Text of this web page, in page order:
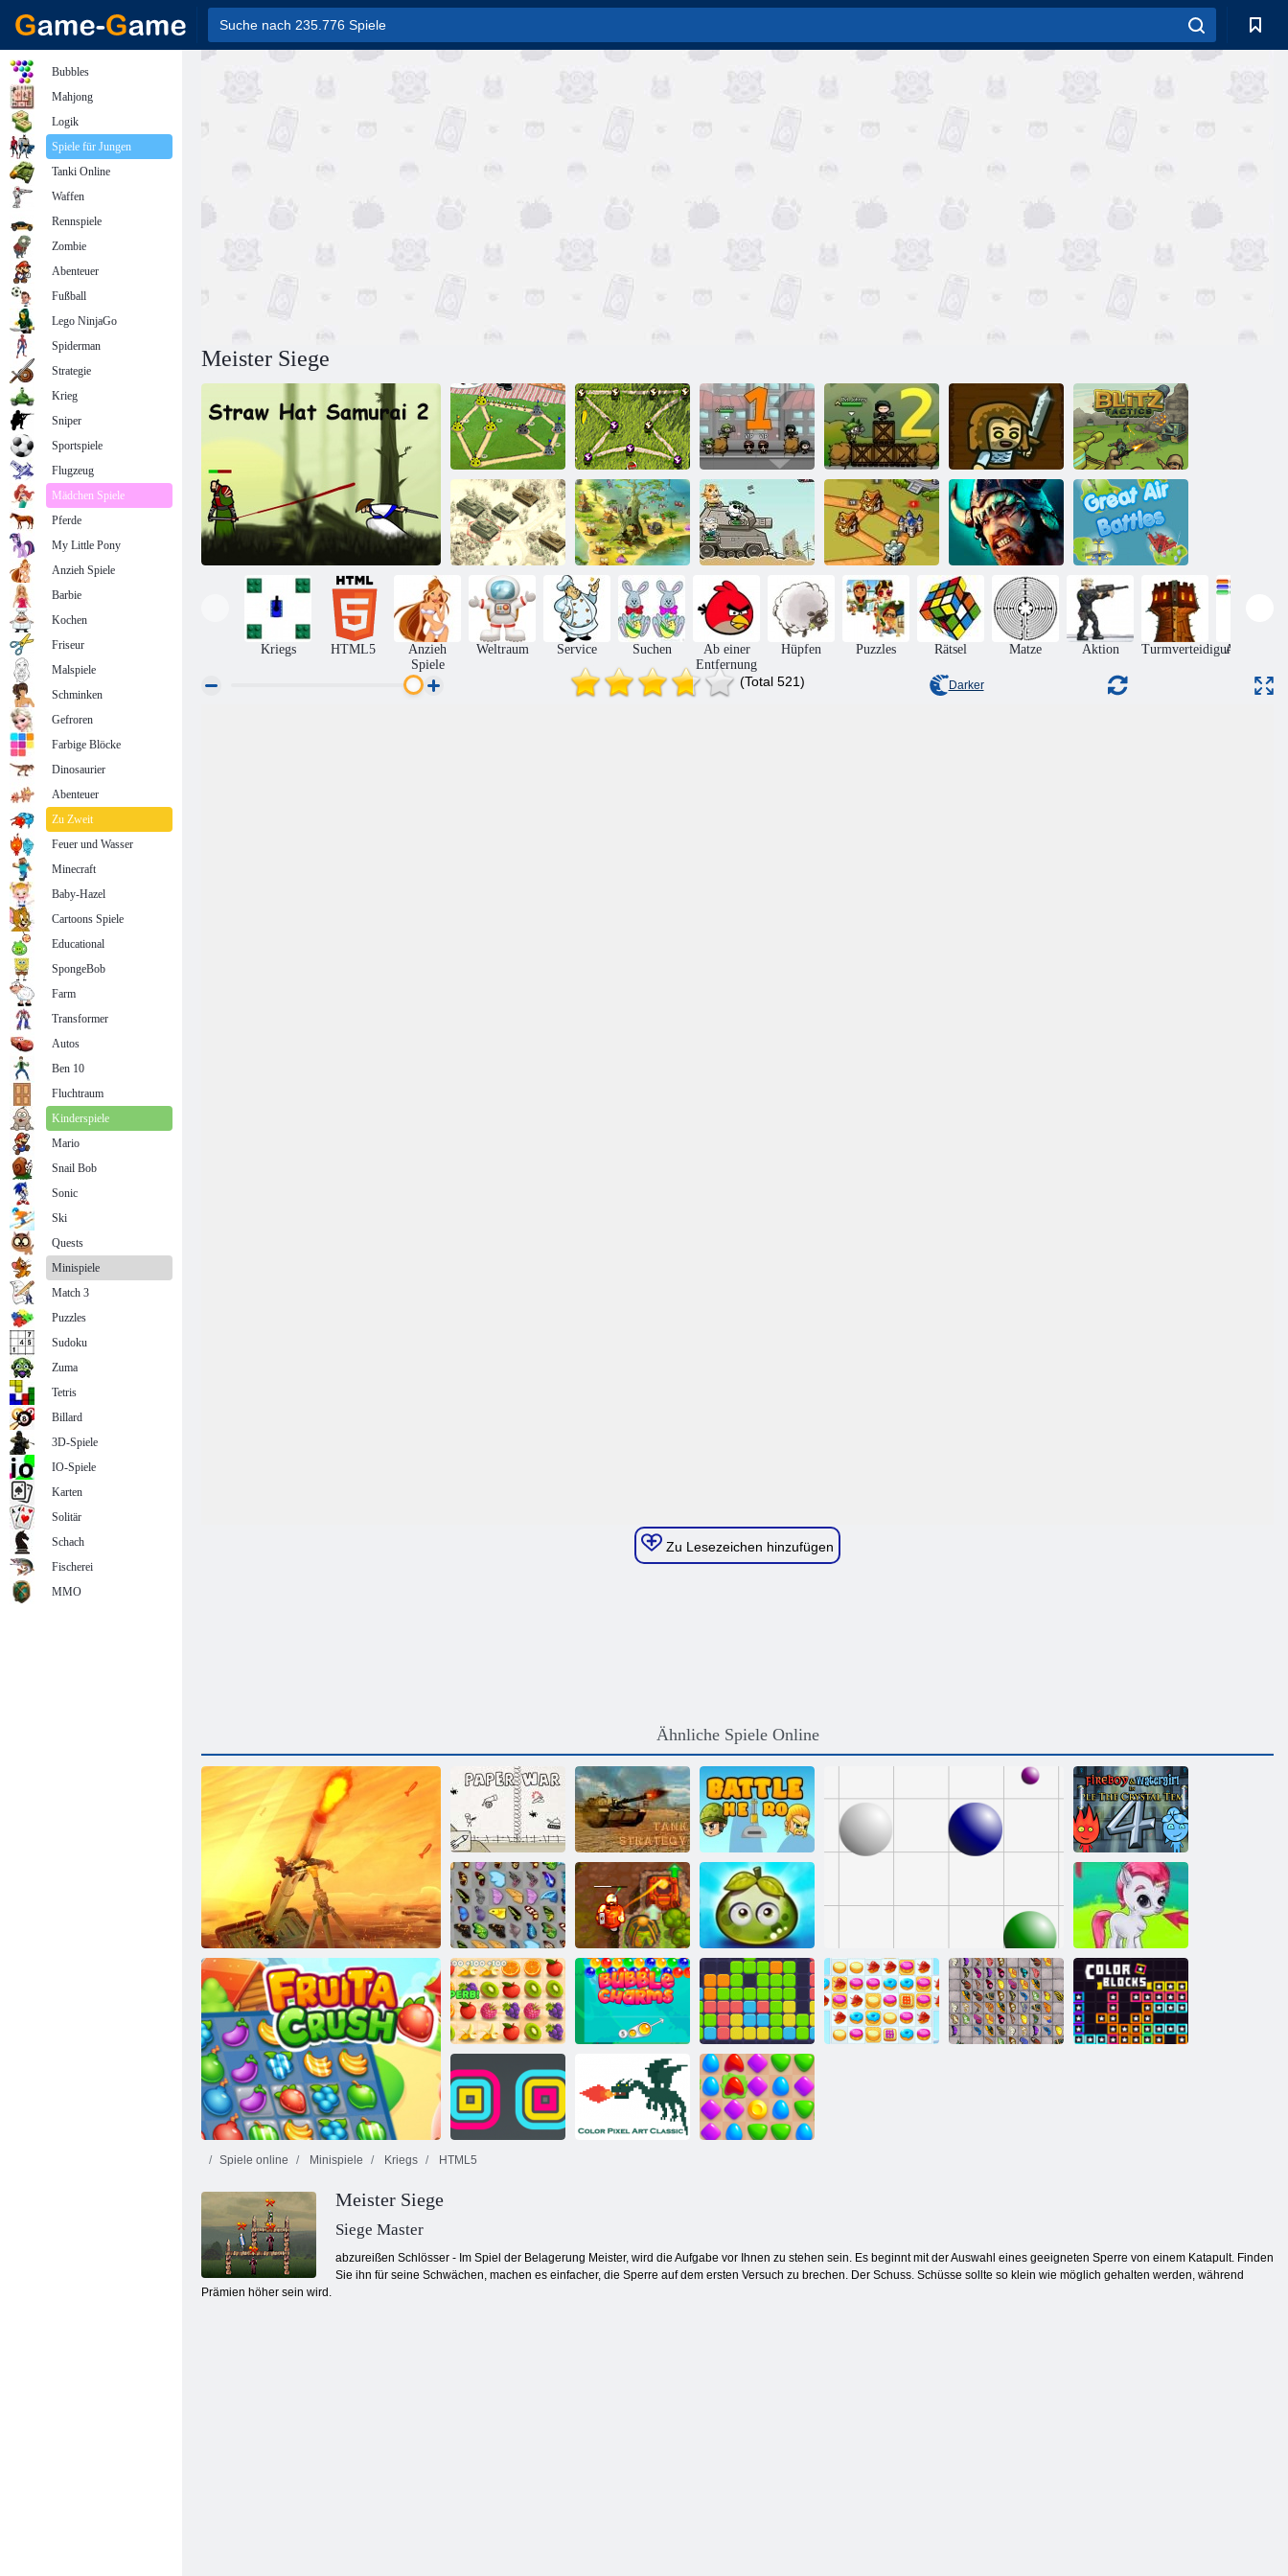
Meister Siege
Käferkrieg 2 War Käfer Belagerung
Stadt Siege 2 -
Resort -
Belagerung
Eine riesige
Armee
Blitz -Taktik
1941 Frozen
Front
Zivilisationskriege:
Meisterausgabe
Metalltier Royal Knight
Wikinger: Krieg
der Clans
Luftschlachten
Kriegs HTML5
Anzieh
Spiele
Weltraum Service Suchen
Ab einer
Entfernung
Hüpfen Puzzles Rätsel Matze Aktion TurmverteidigungArkanoid
(Total 521) Darker
Zu Lesezeichen hinzufügen
Ähnliche Spiele Online
Mörtel. io
Papierkrieg Panzer Strategie Kampfheld
Feuer und
Wasser 4:
Kristalltempel
Schmetterlings
Kyodai
Verfluchter
Schatz 2
Abenteuer
saftigen Beeren
Bubble Gemes -
3 Gewinnt
Armaturenbrett
Bubble Charms 11x11
Spiele online Minispiele Kriegs HTML5
Meister Siege
Siege Master
abzureißen Schlösser - Im Spiel der Belagerung Meister, wird die Aufgabe vor Ihnen zu stehen sein. Es beginnt mit der Auswahl eines geeigneten Sperre von einem Katapult. Finden
Sie ihn für seine Schwächen, machen es einfacher, die Sperre auf dem ersten Versuch zu brechen. Der Schuss. Schüsse sollte so klein wie möglich gehalten werden, während
Prämien höher sein wird.
Bubbles
Mahjong
Logik
Spiele für Jungen
Tanki Online
Waffen
Rennspiele
Zombie
Abenteuer
Fußball
Lego NinjaGo
Spiderman
Strategie
Krieg
Sniper
Sportspiele
Flugzeug
Mädchen Spiele
Pferde
My Little Pony
Anzieh Spiele
Barbie
Kochen
Friseur
Malspiele
Schminken
Gefroren
Farbige Blöcke
Dinosaurier
Abenteuer
Zu Zweit
Feuer und Wasser
Minecraft
Baby-Hazel
Cartoons Spiele
Educational
SpongeBob
Farm
Transformer
Autos
Ben 10
Fluchtraum
Kinderspiele
Mario
Snail Bob
Sonic
Ski
Quests
Minispiele
Match 3
Puzzles
Sudoku
Zuma
Tetris
Billard
3D-Spiele
IO-Spiele
Karten
Solitär
Schach
Fischerei
MMO